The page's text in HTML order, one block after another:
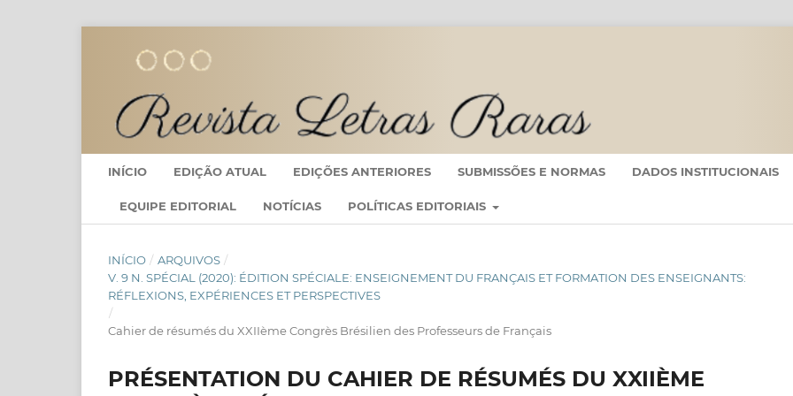
INÍCIO EDIÇÃO ATUAL EDIÇÕES ANTERIORES SUBMISSÕES E NORMAS DADOS INSTITUCIONAIS
EQUIPE EDITORIAL NOTÍCIAS POLÍTICAS EDITORIAIS
INÍCIO / ARQUIVOS /
V. 9 N. SPÉCIAL (2020): ÉDITION SPÉCIALE: ENSEIGNEMENT DU FRANÇAIS ET FORMATION DES ENSEIGNANTS:
RÉFLEXIONS, EXPÉRIENCES ET PERSPECTIVES
/
Cahier de résumés du XXIIème Congrès Brésilien des Professeurs de Français
PRÉSENTATION DU CAHIER DE RÉSUMÉS DU XXIIÈME